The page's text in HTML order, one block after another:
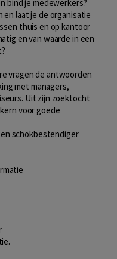
bind je medewerkers?
en laat je de organisatie
thuis en op kantoor
en van waarde in een
vragen de antwoorden
met managers,
Uit zijn zoektocht
voor goede
schokbestendiger